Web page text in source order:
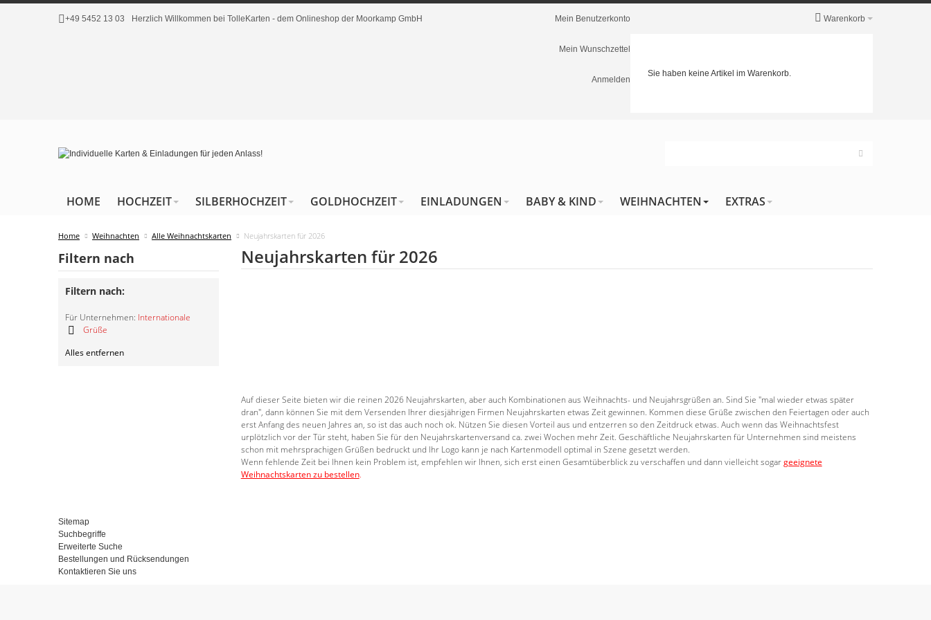
+49 5452 13 03 Herzlich Willkommen bei TolleKarten - dem Onlineshop der Moorkamp GmbH Warenkorb
Sie haben keine Artikel im Warenkorb.
Mein Benutzerkonto
Mein Wunschzettel
Anmelden
HOME HOCHZEIT SILBERHOCHZEIT GOLDHOCHZEIT EINLADUNGEN BABY & KIND WEIHNACHTEN EXTRAS
Home Weihnachten Alle Weihnachtskarten Neujahrskarten für 2026
Neujahrskarten für 2026
Auf dieser Seite bieten wir die reinen 2026 Neujahrskarten, aber auch Kombinationen aus Weihnachts- und Neujahrsgrüßen an. Sind Sie "mal wieder etwas später
dran", dann können Sie mit dem Versenden Ihrer diesjährigen Firmen Neujahrskarten etwas Zeit gewinnen. Kommen diese Grüße zwischen den Feiertagen oder auch
erst Anfang des neuen Jahres an, so ist das auch noch ok. Nützen Sie diesen Vorteil aus und entzerren so den Zeitdruck etwas. Auch wenn das Weihnachtsfest
urplötzlich vor der Tür steht, haben Sie für den Neujahrskartenversand ca. zwei Wochen mehr Zeit. Geschäftliche Neujahrskarten für Unternehmen sind meistens
schon mit mehrsprachigen Grüßen bedruckt und Ihr Logo kann je nach Kartenmodell optimal in Szene gesetzt werden.
Wenn fehlende Zeit bei Ihnen kein Problem ist, empfehlen wir Ihnen, sich erst einen Gesamtüberblick zu verschaffen und dann vielleicht sogargeeignete
Weihnachtskarten zu bestellen.
Filtern nach
Filtern nach:
Für Unternehmen: Internationale
Grüße
Artikel
Alles entfernen
Sitemap
Suchbegriffe
Erweiterte Suche
Bestellungen und Rücksendungen
Kontaktieren Sie uns